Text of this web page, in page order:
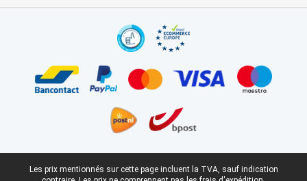
Pied-de-page légal
Les prix mentionnés sur cette page incluent la TVA, sauf indication